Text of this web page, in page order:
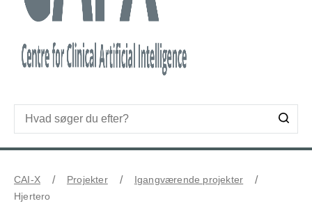
CAI-X Projekter
Igangværende projekter
Hjertero